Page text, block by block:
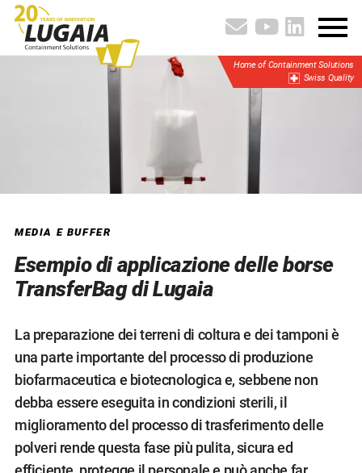
Home of Containment Solutions
Swiss Quality
MEDIA E BUFFER
Esempio di applicazione delle borse
TransferBag di Lugaia
La preparazione dei terreni di coltura e dei tamponi è
una parte importante del processo di produzione
biofarmaceutica e biotecnologica e, sebbene non
debba essere eseguita in condizioni sterili, il
miglioramento del processo di trasferimento delle
polveri rende questa fase più pulita, sicura ed